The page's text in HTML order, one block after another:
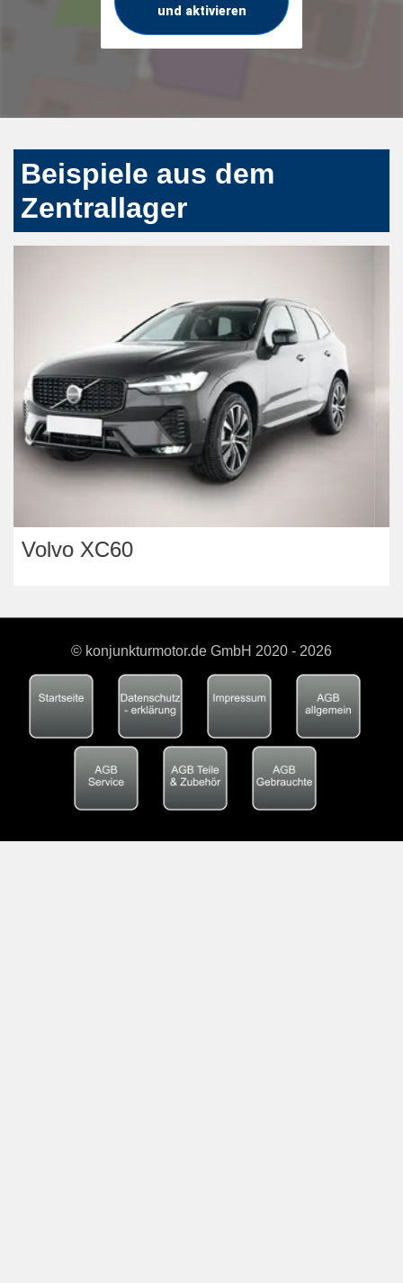
und aktivieren
Beispiele aus dem
Zentrallager
Opel Astra
© konjunkturmotor.de GmbH 2020 - 2026